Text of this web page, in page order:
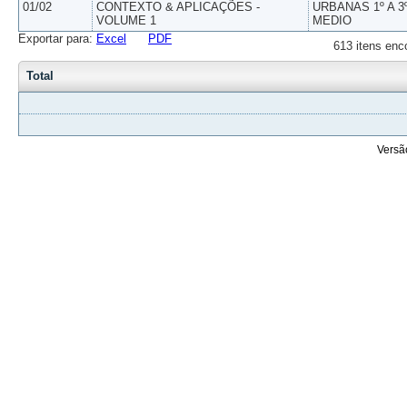
01/02
CONTEXTO & APLICAÇÕES -
VOLUME 1
URBANAS 1º A
MEDIO
613 itens
Exportar para: Excel PDF
Total